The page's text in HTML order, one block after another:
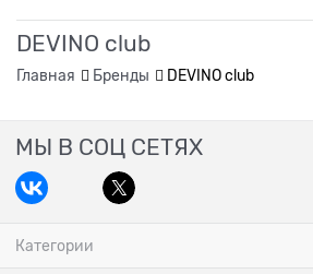
DEVINO club
Главная Бренды DEVINO club
МЫ В СОЦ СЕТЯХ
Категории